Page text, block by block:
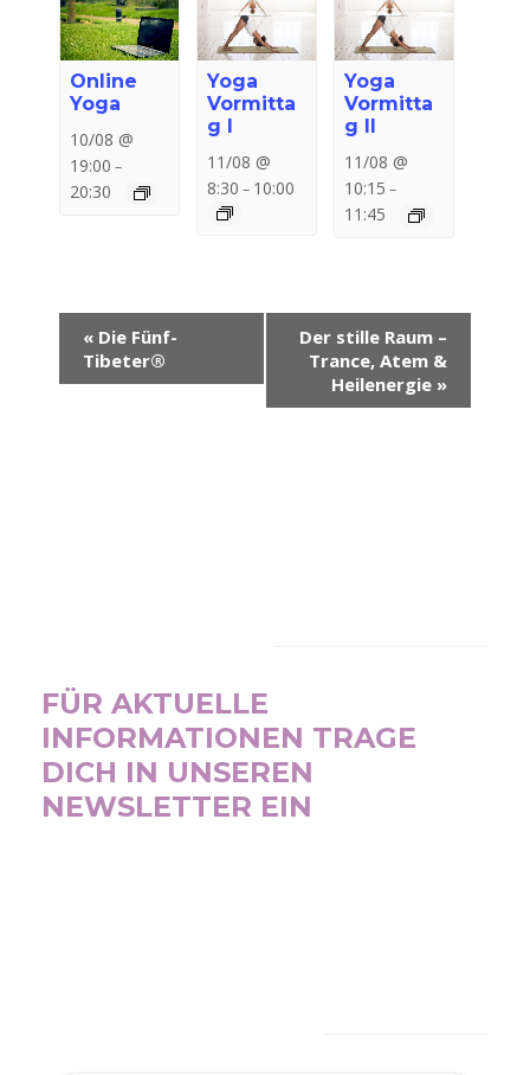
Online
Yoga
10/08 @
19:00 –
20:30
Yoga
Vormitta
g I
11/08 @
8:30 – 10:00
Yoga
Vormitta
g II
11/08 @
10:15 –
11:45
Veranstaltung-
Navigation
« Die Fünf-
Tibeter®
Der stille Raum –
Trance, Atem &
Heilenergie »
FÜR AKTUELLE
INFORMATIONEN TRAGE
DICH IN UNSEREN
NEWSLETTER EIN